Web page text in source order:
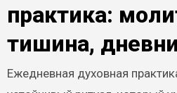
практика:
тишина,
Ежедневная духовная